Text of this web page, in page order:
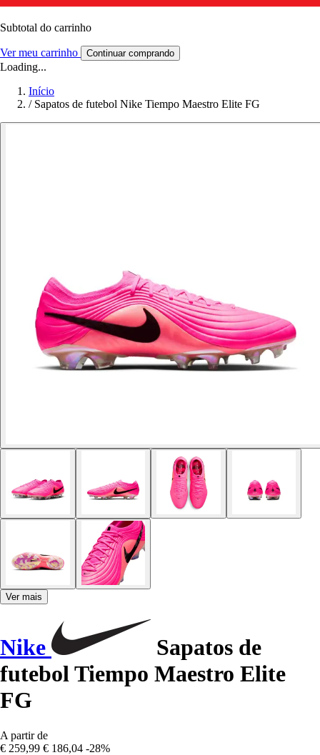
Subtotal do carrinho
Ver meu carrinho Continuar comprando
Loading...
Início
/ Sapatos de futebol Nike Tiempo Maestro Elite FG
Ver mais
Nike
Sapatos de
futebol Tiempo Maestro Elite
FG
A partir de
€ 259,99 € 186,04 -28%